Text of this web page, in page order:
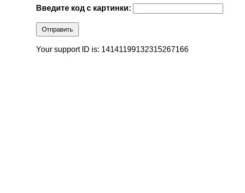
Введите код с картинки:
Отправить
Your support ID is: 14141199132315267166